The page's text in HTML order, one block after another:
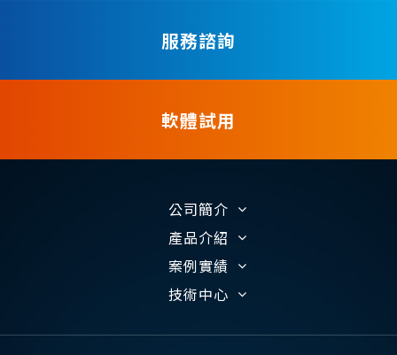
服務諮詢
軟體試用
公司簡介
產品介紹
案例實績
技術中心